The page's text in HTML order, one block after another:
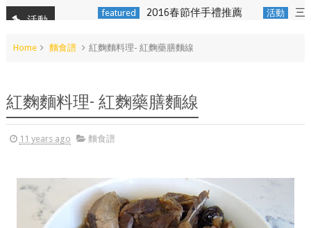
活動
featured 2016春節伴手禮推薦 三風麵
Home 麵食譜 紅麴麵料理- 紅麴藥膳麵線
紅麴麵料理- 紅麴藥膳麵線
11 years ago 麵食譜